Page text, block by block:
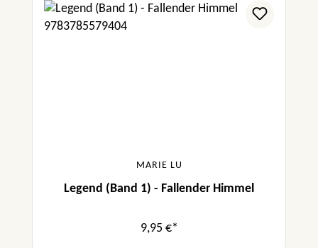
MARIE LU
Legend (Band 1) - Fallender Himmel
9,95 €*